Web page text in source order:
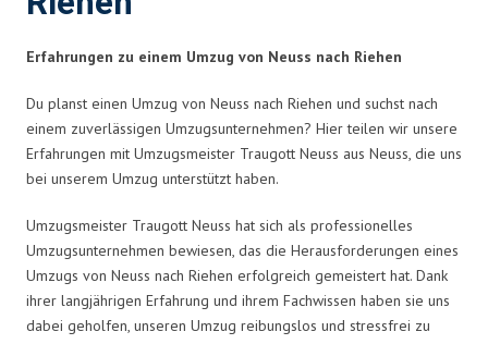
Erfahrungen zu einem Umzug von Neuss nach Riehen
Du planst einen Umzug von Neuss nach Riehen und suchst nach
einem zuverlässigen Umzugsunternehmen? Hier teilen wir unsere
Erfahrungen mit Umzugsmeister Traugott Neuss aus Neuss, die uns
bei unserem Umzug unterstützt haben.
Umzugsmeister Traugott Neuss hat sich als professionelles
Umzugsunternehmen bewiesen, das die Herausforderungen eines
Umzugs von Neuss nach Riehen erfolgreich gemeistert hat. Dank
ihrer langjährigen Erfahrung und ihrem Fachwissen haben sie uns
dabei geholfen, unseren Umzug reibungslos und stressfrei zu